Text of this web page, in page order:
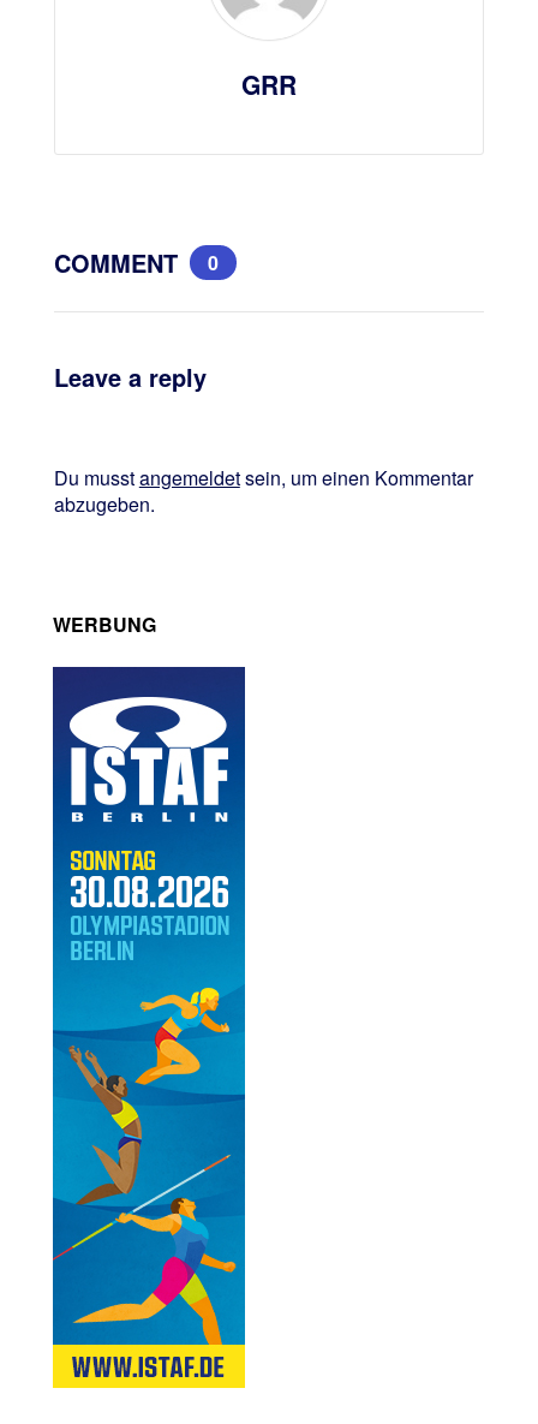
GRR
COMMENT 0
Leave a reply
Du musstangemeldetsein, um einen Kommentar
abzugeben.
WERBUNG